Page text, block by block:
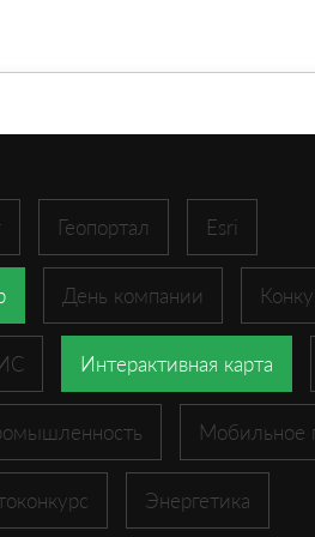
Геопортал Esri
День компании
Интерактивная карта
Мобильное
Энергетика